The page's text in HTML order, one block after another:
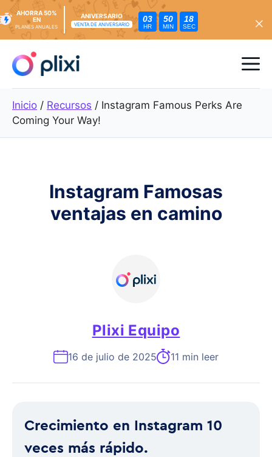
contenido
AHORRA 50%
EN
PLANES ANUALES
ANIVERSARIO
VENTA DE ANIVERSARIO
03
HR
50
MIN
16
SEC
Inicio / Recursos / Instagram Famous Perks Are
Coming Your Way!
Instagram Famosas
ventajas en camino
Plixi Equipo
16 de julio de 2025 11 min leer
Crecimiento en Instagram 10
veces más rápido.